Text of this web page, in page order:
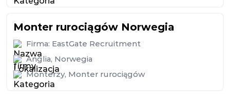
Monter rurociągów Norwegia
Firma: EastGate Recruitment
Anglia, Norwegia
Monterzy, Monter rurociągów